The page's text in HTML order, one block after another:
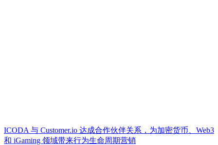
ICODA 与 Customer.io 达成合作伙伴关系，为加密货币、Web3
和 iGaming 领域带来行为生命周期营销